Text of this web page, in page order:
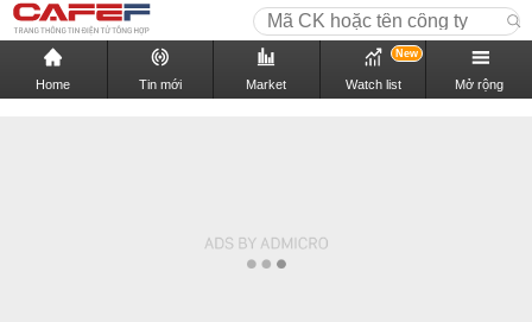
Home Tin mới Market Watch list
New
Mở rộng